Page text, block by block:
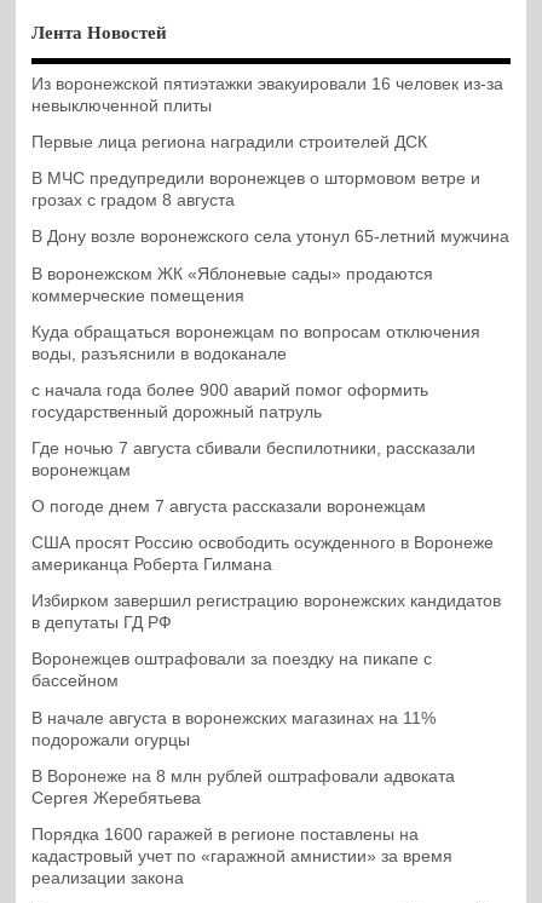
Лента Новостей
Из воронежской пятиэтажки эвакуировали 16 человек из-за
невыключенной плиты
Первые лица региона наградили строителей ДСК
В МЧС предупредили воронежцев о штормовом ветре и
грозах с градом 8 августа
В Дону возле воронежского села утонул 65-летний мужчина
В воронежском ЖК «Яблоневые сады» продаются
коммерческие помещения
Куда обращаться воронежцам по вопросам отключения
воды, разъяснили в водоканале
с начала года более 900 аварий помог оформить
государственный дорожный патруль
Где ночью 7 августа сбивали беспилотники, рассказали
воронежцам
О погоде днем 7 августа рассказали воронежцам
США просят Россию освободить осужденного в Воронеже
американца Роберта Гилмана
Избирком завершил регистрацию воронежских кандидатов
в депутаты ГД РФ
Воронежцев оштрафовали за поездку на пикапе с
бассейном
В начале августа в воронежских магазинах на 11%
подорожали огурцы
В Воронеже на 8 млн рублей оштрафовали адвоката
Сергея Жеребятьева
Порядка 1600 гаражей в регионе поставлены на
кадастровый учет по «гаражной амнистии» за время
реализации закона